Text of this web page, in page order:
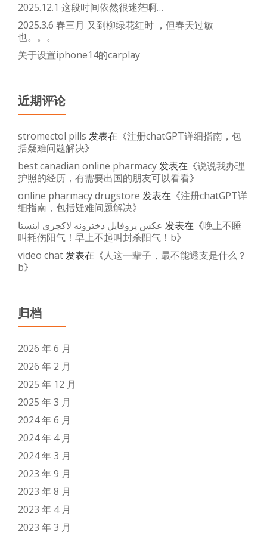
2025.12.1 这段时间依然很迷茫啊…
2025.3.6 春三月 又到柳绿花红时 ，但春天过敏
也。。。
关于设置iphone14的carplay
近期评论
stromectol pills 发表在《注册chatGPT详细指南，包
括疑难问题解决》
best canadian online pharmacy发表在《说说我办理
护照的经历，有需要出国的朋友可以看看》
online pharmacy drugstore 发表在《注册chatGPT详
细指南，包括疑难问题解决》
عکس پروفایل دخترونه لاکچری اینستا 发表在《晚上不睡
叫耗伤阳气！早上不起叫封杀阳气！b》
video chat发表在《人这一辈子，最不能透支是什么？
b》
归档
2026 年 6 月
2026 年 2 月
2025 年 12 月
2025 年 3 月
2024 年 6 月
2024 年 4 月
2024 年 3 月
2023 年 9 月
2023 年 8 月
2023 年 4 月
2023 年 3 月